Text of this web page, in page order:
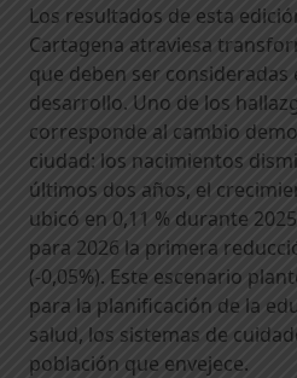
Los resultados de esta
Cartagena atraviesa
que deben ser consideradas
desarrollo. Uno de los
corresponde al cambio
ciudad: los nacimientos
últimos dos años, el
ubicó en 0,11 % durante
para 2026 la primera
(-0,05%). Este escenario
para la planificación de la
salud, los sistemas de
población que envejece.